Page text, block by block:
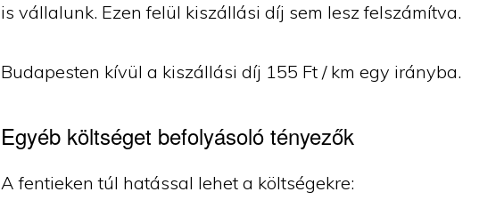
is vállalunk. Ezen felül kiszállási díj sem lesz felszámítva.
Budapesten kívül a kiszállási díj 155 Ft / km egy irányba.
Egyéb költséget befolyásoló tényezők
A fentieken túl hatással lehet a költségekre: